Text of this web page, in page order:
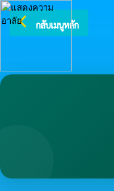
arrow_back_ios กลับเมนูหลัก